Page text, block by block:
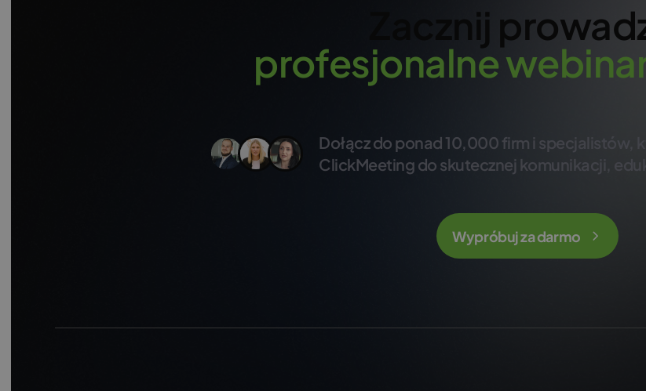
Zacznij
profesjonalne
Dołącz do ponad 10,000 firm i specjalistów,
ClickMeeting do skutecznej komunikacji,
Wypróbuj za darmo